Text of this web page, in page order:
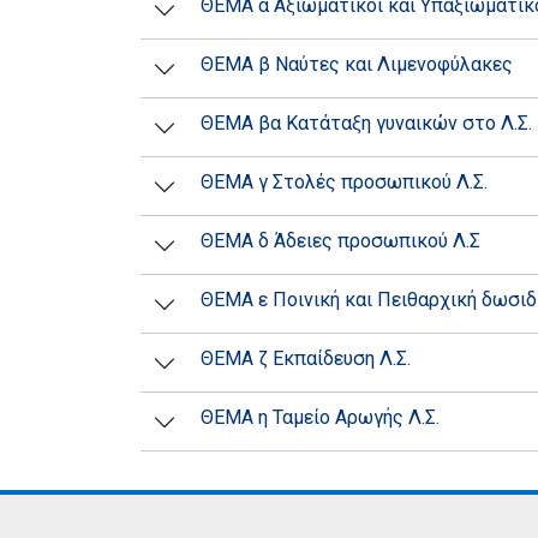
ΘΕΜΑ α Αξιωματικοί και
ΘΕΜΑ β Ναύτες και Λιμενοφύλακες
ΘΕΜΑ βα Κατάταξη γυναικών στο Λ.Σ.
ΘΕΜΑ γ Στολές προσωπικού Λ.Σ.
ΘΕΜΑ δ Άδειες προσωπικού Λ.Σ
ΘΕΜΑ ε Ποινική και Πειθαρχική
ΘΕΜΑ ζ Εκπαίδευση Λ.Σ.
ΘΕΜΑ η Ταμείο Αρωγής Λ.Σ.